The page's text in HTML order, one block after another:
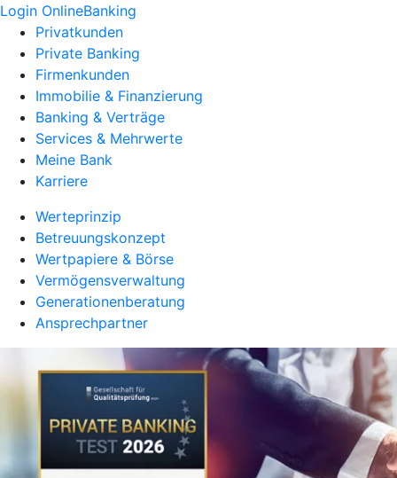
Login OnlineBanking
Privatkunden
Private Banking
Firmenkunden
Immobilie & Finanzierung
Banking & Verträge
Services & Mehrwerte
Meine Bank
Karriere
Werteprinzip
Betreuungskonzept
Wertpapiere & Börse
Vermögensverwaltung
Generationenberatung
Ansprechpartner